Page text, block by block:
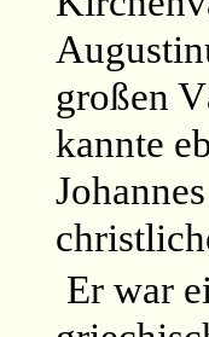
großen
kannte
Er war